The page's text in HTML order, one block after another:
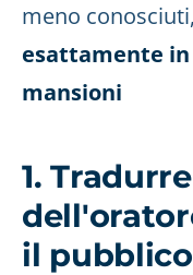
meno
esattamente in
mansioni
1.
il